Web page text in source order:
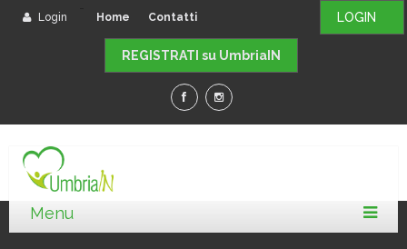
LOGIN
Login Home Contatti
REGISTRATI su UmbriaIN